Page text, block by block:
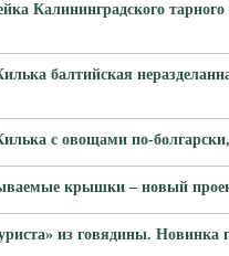
Калининградского
балтийская
с овощами по-
крышки – новый
из говядины. Новинка